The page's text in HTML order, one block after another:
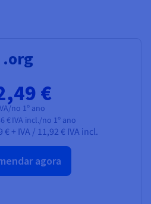
.org
€
no 1º ano
€ IVA incl./no 1º ano
€ + IVA/ 11,92 € IVA incl.
agora